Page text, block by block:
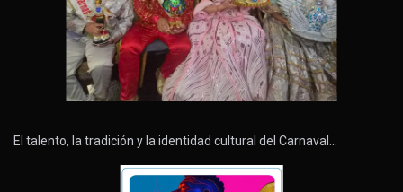
El talento, la tradición y la identidad cultural del Carnaval…